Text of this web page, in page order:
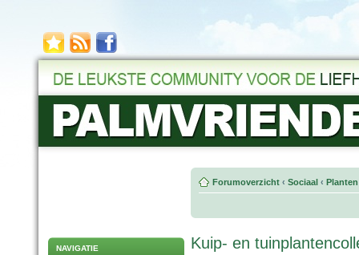
NAVIGATIE
Forumoverzicht ‹ Sociaal ‹
Kuip- en